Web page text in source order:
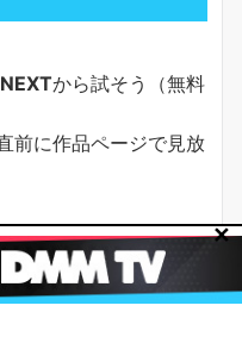
から試そう（無料
前に作品ページで見放
視聴の起点はU-NEXT
✕